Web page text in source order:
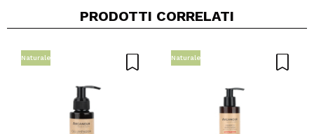
Condividi un video o una foto
PRODOTTI CORRELATI
Naturale Naturale